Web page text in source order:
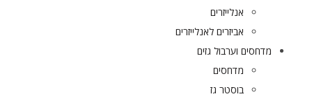
אנלייזרים
אביזרים לאנלייזרים
מדחסים וערבול גזים
מדחסים
בוסטר גז